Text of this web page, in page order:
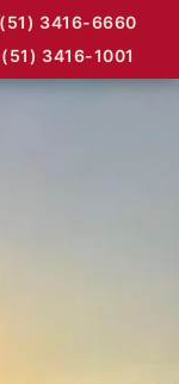
(51) 3416-6660
(51) 3416-1001